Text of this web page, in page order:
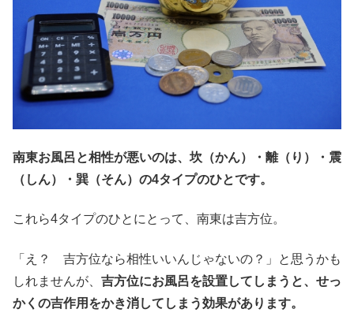
南東お風呂と相性が悪いのは、坎（かん）・離（り）・震
（しん）・巽（そん）の4タイプのひとです。
これら4タイプのひとにとって、南東は吉方位。
「え？ 吉方位なら相性いいんじゃないの？」と思うかも
しれませんが、 吉方位にお風呂を設置してしまうと、せっ
かくの吉作用をかき消してしまう効果があります。